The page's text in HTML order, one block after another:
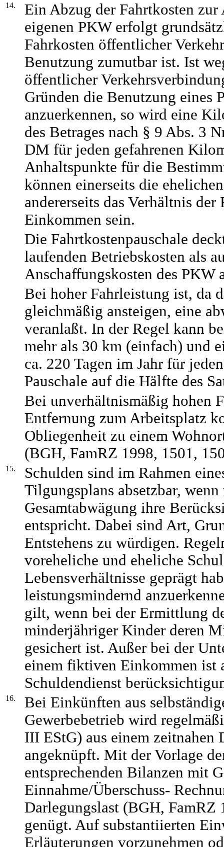
14.
Ein Abzug der Fahrtkosten
eigenen PKW erfolgt
Fahrkosten öffentlicher
Benutzung zumutbar ist. Ist
öffentlicher
Gründen die Benutzung eines
anzuerkennen, so wird eine
des Betrages nach § 9 Abs. 3
DM für jeden gefahrenen
Anhaltspunkte für die
können einerseits die
andererseits das Verhältnis der
Einkommen sein.
Die Fahrtkostenpauschale
laufenden Betriebskosten als
Anschaffungskosten des PKW
Bei hoher Fahrleistung ist, da
gleichmäßig ansteigen, eine
veranlaßt. In der Regel kann
mehr als 30 km (einfach) und
ca. 220 Tagen im Jahr für
Pauschale auf die Hälfte des
Bei unverhältnismäßig hohen
Entfernung zum Arbeitsplatz
Obliegenheit zu einem
(BGH, FamRZ 1998, 1501,
15.
Schulden sind im Rahmen
Tilgungsplans absetzbar,
Gesamtabwägung ihre
entspricht. Dabei sind Art,
Entstehens zu würdigen.
voreheliche und eheliche
Lebensverhältnisse geprägt
leistungsmindernd
gilt, wenn bei der Ermittlung
minderjähriger Kinder deren
gesichert ist. Außer bei der
einem fiktiven Einkommen ist
Schuldendienst
16.
Bei Einkünften aus
Gewerbebetrieb wird
III EStG) aus einem zeitnahen
angeknüpft. Mit der Vorlage
entsprechenden Bilanzen mit
Einnahme/Überschuss-
Darlegungslast (BGH, FamRZ
genügt. Auf substantiierten
Erläuterungen vorzunehmen